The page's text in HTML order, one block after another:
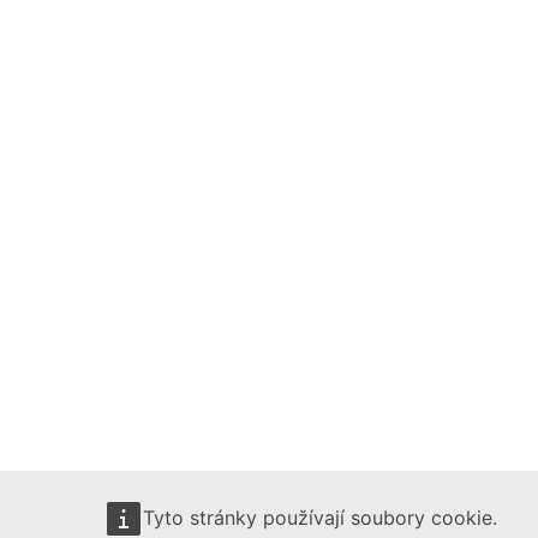
Tyto stránky používají soubory cookie.